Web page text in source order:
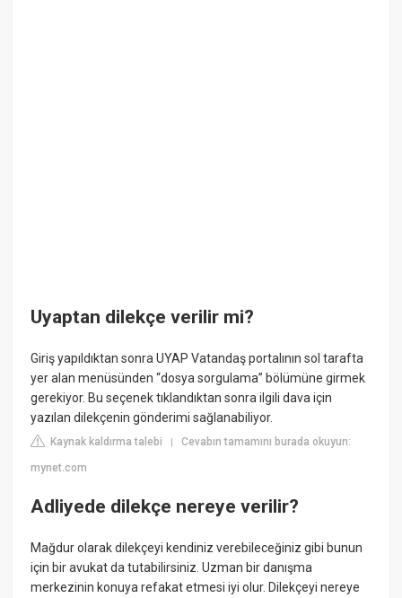
Uyaptan dilekçe verilir mi?
Giriş yapıldıktan sonra UYAP Vatandaş portalının sol tarafta
yer alan menüsünden “dosya sorgulama” bölümüne girmek
gerekiyor. Bu seçenek tıklandıktan sonra ilgili dava için
yazılan dilekçenin gönderimi sağlanabiliyor.
Kaynak kaldırma talebi |Cevabın tamamını burada okuyun:
mynet.com
Adliyede dilekçe nereye verilir?
Mağdur olarak dilekçeyi kendiniz verebileceğiniz gibi bunun
için bir avukat da tutabilirsiniz. Uzman bir danışma
merkezinin konuya refakat etmesi iyi olur. Dilekçeyi nereye